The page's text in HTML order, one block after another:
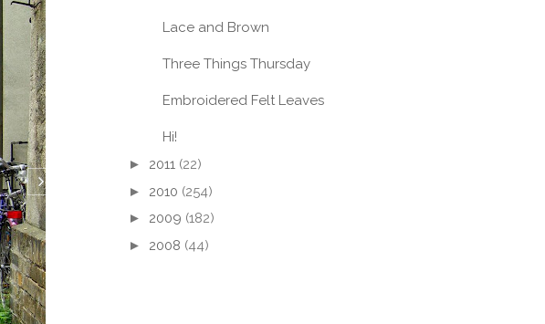
Er ist
(Post
selbst!
Lace and Brown
Three Things Thursday
Embroidered Felt Leaves
Hi!
► 2011 (22)
► 2010 (254)
► 2009 (182)
► 2008 (44)